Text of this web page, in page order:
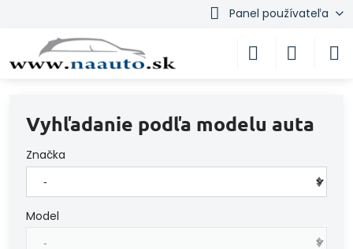
Panel používateľa
Vyhľadanie podľa modelu auta
Značka
Model